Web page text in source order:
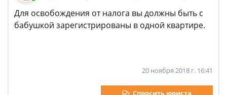
Для освобождения от налога вы должны быть с
бабушкой зарегистрированы в одной квартире.
20 ноября 2018 г. 16:41
Спросить юриста